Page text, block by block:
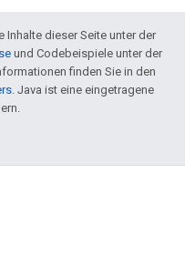
dieser Seite unter der
und Codebeispiele unter der
finden Sie in den
. Java ist eine eingetragene